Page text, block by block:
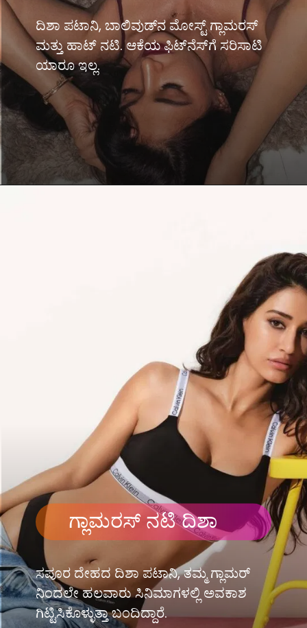
ದಿಶಾ ಪಟಾನಿ, ಬಾಲಿವುಡ್​ನ ಮೋಸ್ಟ್ ಗ್ಲಾಮರಸ್
ಮತ್ತು ಹಾಟ್ ನಟಿ. ಆಕೆಯ ಫಿಟ್​ನೆಸ್​ಗೆ ಸರಿಸಾಟಿ
ಯಾರೂ ಇಲ್ಲ.
ಸಪೂರ ದೇಹದ ದಿಶಾ ಪಟಾನಿ, ತಮ್ಮ ಗ್ಲಾಮರ್​
ನಿಂದಲೇ ಹಲವಾರು ಸಿನಿಮಾಗಳಲ್ಲಿ ಅವಕಾಶ
ಗಿಟ್ಟಿಸಿಕೊಳ್ಳುತ್ತಾ ಬಂದಿದ್ದಾರೆ.
ಗ್ಲಾಮರಸ್ ನಟಿ ದಿಶಾ